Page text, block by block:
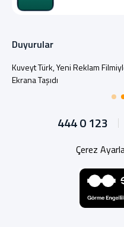
Duyurular
Kuveyt Türk, Yeni Reklam
Ekrana Taşıdı
444 0 123
Çerez